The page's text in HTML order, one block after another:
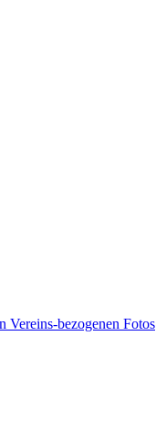
Vereins-bezogenen Fotos